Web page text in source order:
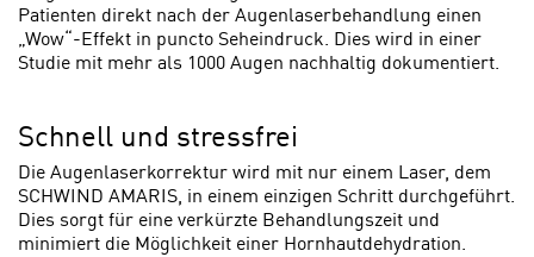
Patienten direkt nach der Augenlaserbehandlung einen
„Wow“-Effekt in puncto Seheindruck. Dies wird in einer
Studie mit mehr als 1000 Augen nachhaltig dokumentiert.
Schnell und stressfrei
Die Augenlaserkorrektur wird mit nur einem Laser, dem
SCHWIND AMARIS, in einem einzigen Schritt durchgeführt.
Dies sorgt für eine verkürzte Behandlungszeit und
minimiert die Möglichkeit einer Hornhautdehydration.